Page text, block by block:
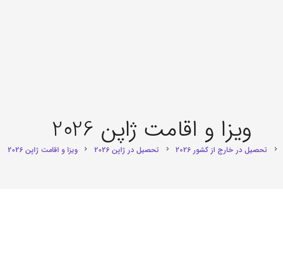
ویزا و اقامت ژاپن 2026
chevron_right تحصیل در خارج از کشور 2026 chevron_right تحصیل در ژاپن 2026 chevron_right ویزا و اقامت ژاپن 2026